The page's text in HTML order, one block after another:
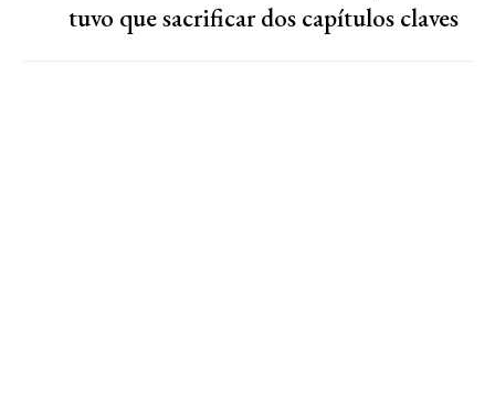
tuvo que sacrificar dos capítulos claves